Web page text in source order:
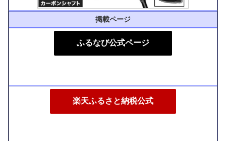
掲載ページ
ふるなび公式ページ
楽天ふるさと納税公式